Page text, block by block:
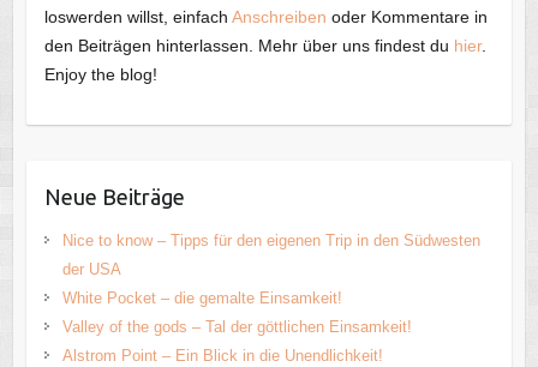
loswerden willst, einfach Anschreiben oder Kommentare in
den Beiträgen hinterlassen. Mehr über uns findest du hier.
Enjoy the blog!
Neue Beiträge
Nice to know – Tipps für den eigenen Trip in den Südwesten
der USA
White Pocket – die gemalte Einsamkeit!
Valley of the gods – Tal der göttlichen Einsamkeit!
Alstrom Point – Ein Blick in die Unendlichkeit!